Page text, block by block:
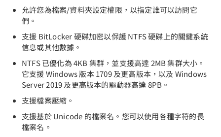
允許您為檔案/資料夾設定權限，以指定誰可以訪問它
們。
支援 BitLocker 硬碟加密以保護 NTFS 硬碟上的關鍵系統
信息或其他數據。
NTFS 已優化為 4KB 集群，並支援高達 2MB 集群大小。
它支援 Windows 版本 1709 及更高版本，以及 Windows
Server 2019 及更高版本的驅動器高達 8PB。
支援檔案壓縮。
支援基於 Unicode 的檔案名。您可以使用各種字符的長
檔案名。